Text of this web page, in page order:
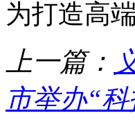
为打造高
上一篇：
市举办“